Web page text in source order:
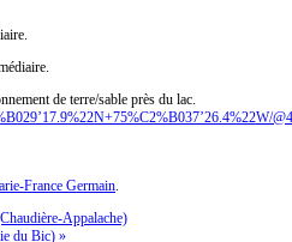
de terre/sable près du lac.
France Germain.
Appalache)
du Bic) »